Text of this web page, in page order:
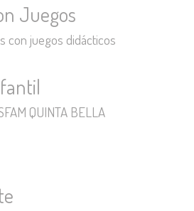
Juegos
con juegos didácticos
QUINTA BELLA